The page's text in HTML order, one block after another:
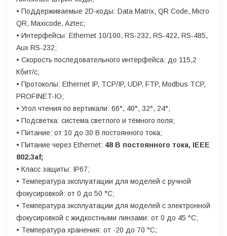
• Поддерживаемые 2D-коды: Data Matrix, QR Code, Micro
QR, Maxicode, Aztec;
• Интерфейсы: Ethernet 10/100, RS-232, RS-422, RS-485,
Aux RS-232;
• Скорость последовательного интерфейса: до 115,2
Кбит/с;
• Протоколы: Ethernet IP, TCP/IP, UDP, FTP, Modbus TCP,
PROFINET-IO;
• Угол чтения по вертикали: 66°, 40°, 32°, 24°;
• Подсветка: система светлого и тёмного поля;
• Питание: от 10 до 30 В постоянного тока;
• Питание через Ethernet: 48 В постоянного тока, IEEE
802.3af;
• Класс защиты: IP67;
• Температура эксплуатации для моделей с ручной
фокусировкой: от 0 до 50 °C;
• Температура эксплуатации для моделей с электронной
фокусировкой с жидкостными линзами: от 0 до 45 °C;
• Температура хранения: от -20 до 70 °C;